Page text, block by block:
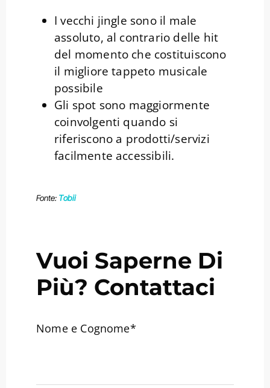
I vecchi jingle sono il male
assoluto, al contrario delle hit
del momento che costituiscono
il migliore tappeto musicale
possibile
Gli spot sono maggiormente
coinvolgenti quando si
riferiscono a prodotti/servizi
facilmente accessibili.
Fonte: Tobii
Vuoi Saperne Di
Più? Contattaci
Nome e Cognome*